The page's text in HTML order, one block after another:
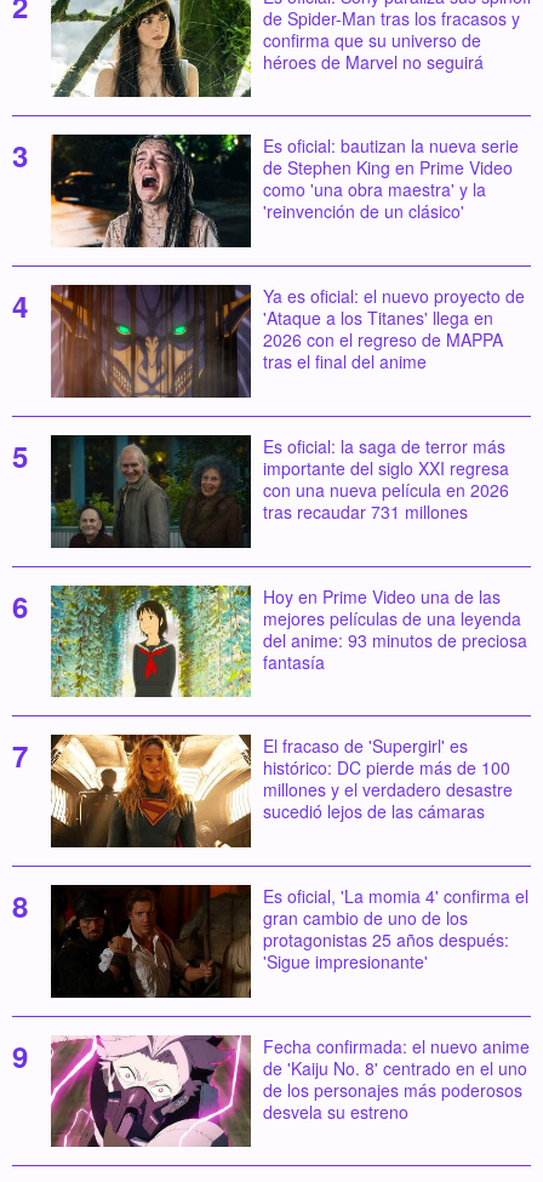
de Spider-Man tras los fracasos y
confirma que su universo de
héroes de Marvel no seguirá
Es oficial: bautizan la nueva serie
de Stephen King en Prime Video
como 'una obra maestra' y la
'reinvención de un clásico'
Ya es oficial: el nuevo proyecto de
'Ataque a los Titanes' llega en
2026 con el regreso de MAPPA
tras el final del anime
Es oficial: la saga de terror más
importante del siglo XXI regresa
con una nueva película en 2026
tras recaudar 731 millones
Hoy en Prime Video una de las
mejores películas de una leyenda
del anime: 93 minutos de preciosa
fantasía
El fracaso de 'Supergirl' es
histórico: DC pierde más de 100
millones y el verdadero desastre
sucedió lejos de las cámaras
Es oficial, 'La momia 4' confirma el
gran cambio de uno de los
protagonistas 25 años después:
'Sigue impresionante'
Fecha confirmada: el nuevo anime
de 'Kaiju No. 8' centrado en el uno
de los personajes más poderosos
desvela su estreno